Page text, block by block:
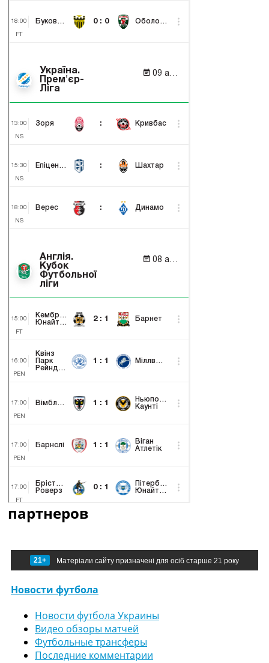
партнеров
21+ Матеріали сайту призначені для осіб старше 21 року
Новости футбола
Новости футбола Украины
Видео обзоры матчей
Футбольные трансферы
Последние комментарии